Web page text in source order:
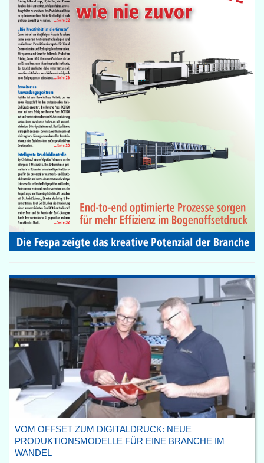
VOM OFFSET ZUM DIGITALDRUCK: NEUE
PRODUKTIONSMODELLE FÜR EINE BRANCHE IM
WANDEL